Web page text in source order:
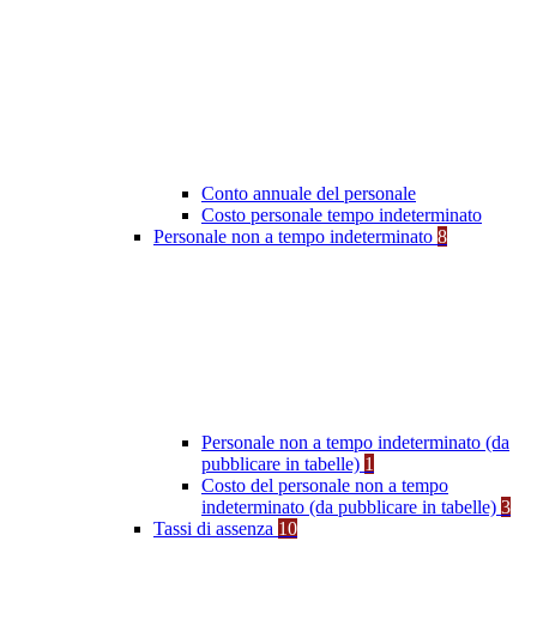
Conto annuale del personale
Costo personale tempo indeterminato
Personale non a tempo indeterminato 8
Personale non a tempo indeterminato (da
pubblicare in tabelle) 1
Costo del personale non a tempo
indeterminato (da pubblicare in tabelle) 3
Tassi di assenza 10